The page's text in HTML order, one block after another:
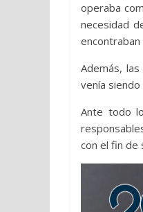
operaba
necesidad
encontraban
Además,
venía
Ante todo
con el fin de